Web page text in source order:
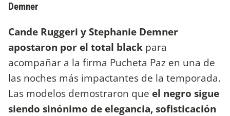
Demner
Cande Ruggeri y Stephanie Demner
apostaron por el total black para
acompañar a la firma Pucheta Paz en una de
las noches más impactantes de la temporada.
Las modelos demostraron que el negro sigue
siendo sinónimo de elegancia, sofisticación